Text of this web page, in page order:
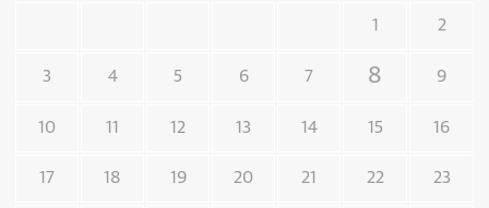
1 2
3 4 5 6 7 8 9
10 11 12 13 14 15 16
17 18 19 20 21 22 23